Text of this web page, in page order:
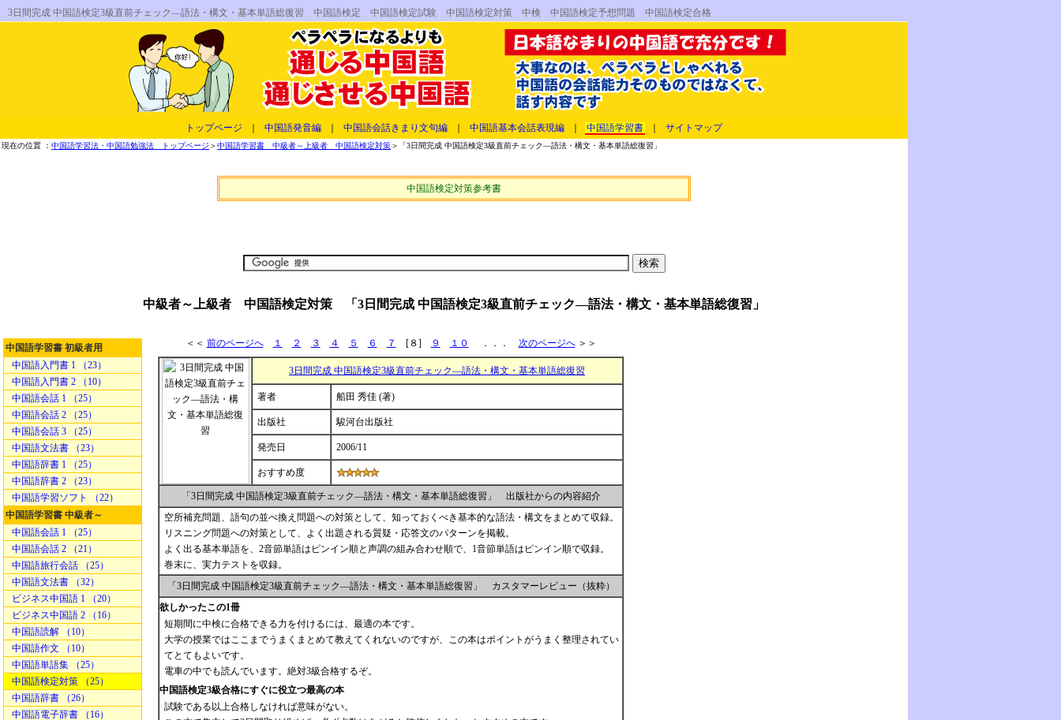
3日間完成 中国語検定3級直前チェック―語法・構文・基本単語総復習 中国語検定 中国語検定試験 中国語検定対策 中検 中国語検定予想問題 中国語検定合格
トップページ 中国語発音編 中国語会話きまり文句編 中国語基本会話表現編 中国語学習書 サイトマップ
現在の位置 ： 中国語学習法・中国語勉強法 トップページ ＞中国語学習書 中級者～上級者 中国語検定対策＞「3日間完成 中国語検定3級直前チェック―語法・構文・基本単語総復習」
中国語検定対策参考書
中級者～上級者 中国語検定対策 「3日間完成 中国語検定3級直前チェック―語法・構文・基本単語総復習」
中国語学習書 初級者用
中国語入門書 1 （23）
中国語入門書 2 （10）
中国語会話 1 （25）
中国語会話 2 （25）
中国語会話 3 （25）
中国語文法書 （23）
中国語辞書 1 （25）
中国語辞書 2 （23）
中国語学習ソフト （22）
中国語学習書 中級者～
中国語会話 1 （25）
中国語会話 2 （21）
中国語旅行会話 （25）
中国語文法書 （32）
ビジネス中国語 1 （20）
ビジネス中国語 2 （16）
中国語読解 （10）
中国語作文 （10）
中国語単語集 （25）
中国語検定対策 （25）
中国語辞書 （26）
中国語電子辞書 （16）
＜＜ 前のページへ １ ２ ３ ４ ５ ６ ７ [８] ９ １０ ．．． 次のページへ＞＞
3日間完成 中国語検定3級直前チェック―語法・構文・基本単語総復習
著者 船田 秀佳 (著)
出版社 駿河台出版社
発売日 2006/11
おすすめ度
「3日間完成 中国語検定3級直前チェック―語法・構文・基本単語総復習」 出版社からの内容紹介
空所補充問題、語句の並べ換え問題への対策として、知っておくべき基本的な語法・構文をまとめて収録。
リスニング問題への対策として、よく出題される質疑・応答文のパターンを掲載。
よく出る基本単語を、2音節単語はピンイン順と声調の組み合わせ順で、1音節単語はピンイン順で収録。
巻末に、実力テストを収録。
「3日間完成 中国語検定3級直前チェック―語法・構文・基本単語総復習」 カスタマーレビュー（抜粋）
欲しかったこの1冊
短期間に中検に合格できる力を付けるには、最適の本です。
大学の授業ではここまでうまくまとめて教えてくれないのですが、この本はポイントがうまく整理されてい
てとてもよいです。
電車の中でも読んでいます。絶対3級合格するぞ。
中国語検定3級合格にすぐに役立つ最高の本
試験である以上合格しなければ意味がない。